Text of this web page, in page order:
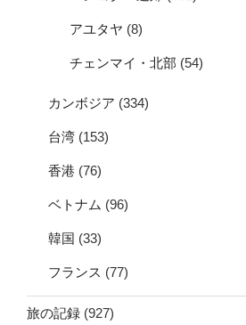
アユタヤ (8)
チェンマイ・北部 (54)
カンボジア (334)
台湾 (153)
香港 (76)
ベトナム (96)
韓国 (33)
フランス (77)
旅の記録 (927)